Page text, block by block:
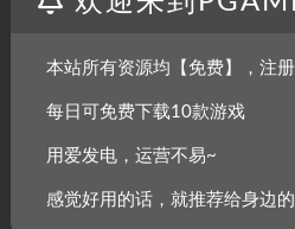
无论是在酒馆工作，还是成为疯
将无赖绳之以法，游戏中种类繁
时刻能带来新鲜有趣的游戏体验！
培养与其他角色之间的感情
本站所有资源均【免费】，注
每日可免费下载10款游戏
用爱发电，运营不易~
感觉好用的话，就推荐给身边